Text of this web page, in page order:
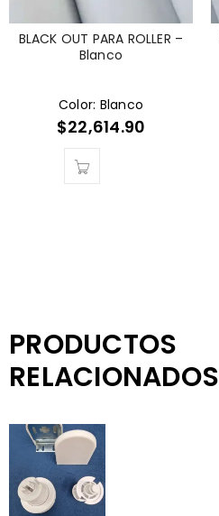
BLACK OUT PARA ROLLER –
Blanco
Color: Blanco
$22,614.90
PRODUCTOS
RELACIONADOS